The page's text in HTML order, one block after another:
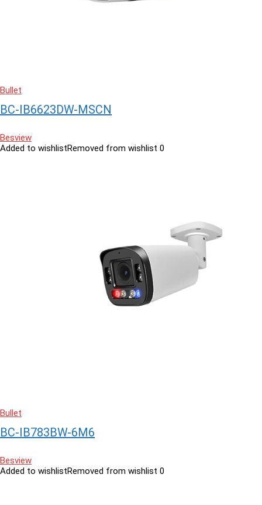
Bullet
BC-IB6623DW-MSCN
Besview
Added to wishlistRemoved from wishlist 0
Bullet
BC-IB783BW-6M6
Besview
Added to wishlistRemoved from wishlist 0